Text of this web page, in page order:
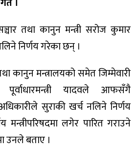
तथा कानुन मन्त्री सरोज कुमार
निर्णय गरेका छन् ।
कानुन मन्त्रालयको समेत जिम्मेवारी
यादवले आफसँगै
सुराकी खर्च नलिने निर्णय
लगेर पारित गराउने
उनले बताए ।